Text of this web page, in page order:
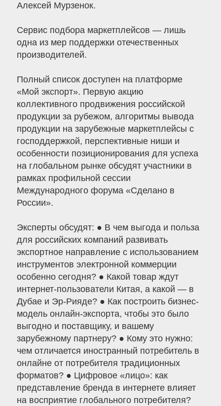
Алексей Мурзенок.
Сервис подбора маркетплейсов — лишь
одна из мер поддержки отечественных
производителей.
Полный список доступен на платформе
«Мой экспорт». Первую акцию
коллективного продвижения российской
продукции за рубежом, алгоритмы вывода
продукции на зарубежные маркетплейсы с
господдержкой, перспективные ниши и
особенности позиционирования для успеха
на глобальном рынке обсудят участники в
рамках профильной сессии
Международного форума «Сделано в
России».
Эксперты обсудят: ● В чем выгода и польза
для российских компаний развивать
экспортное направление с использованием
инструментов электронной коммерции
особенно сегодня? ● Какой товар ждут
интернет-пользователи Китая, а какой — в
Дубае и Эр-Рияде? ● Как построить бизнес-
модель онлайн-экспорта, чтобы это было
выгодно и поставщику, и вашему
зарубежному партнеру? ● Кому это нужно:
чем отличается иностранный потребитель в
онлайне от потребителя традиционных
форматов? ● Цифровое «лицо»: как
представление бренда в интернете влияет
на восприятие глобального потребителя?